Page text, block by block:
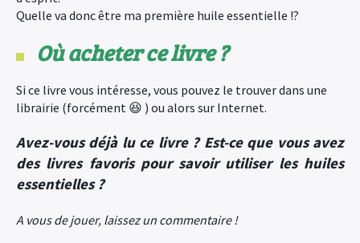
Quelle va donc être ma première huile essentielle !?
Où acheter ce livre ?
Si ce livre vous intéresse, vous pouvez le trouver dans une
librairie (forcément 😆 ) ou alors sur Internet.
Avez-vous déjà lu ce livre ? Est-ce que vous avez
des livres favoris pour savoir utiliser les huiles
essentielles ?
A vous de jouer, laissez un commentaire !